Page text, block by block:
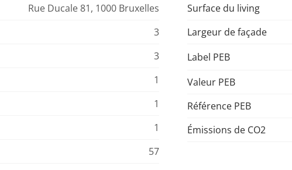
Rue Ducale 81, 1000 Bruxelles
3
3
1
1
1
57
Surface du living
Largeur de façade
Label PEB
Valeur PEB
Référence PEB
Émissions de CO2